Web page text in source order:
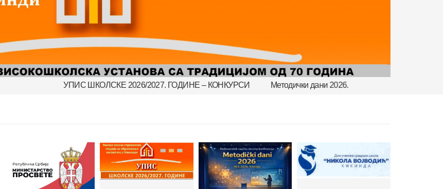
УПИС ШКОЛСКЕ 2026/2027. ГОДИНЕ – КОНКУРСИ Методички дани 2026.